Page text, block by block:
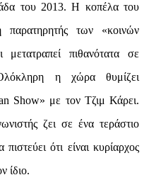
του 2013. Η κοπέλα του
των «κοινών
πιθανότατα σε
Ολόκληρη η χώρα θυμίζει
Show» με τον Τζιμ Κάρει.
ζει σε ένα τεράστιο
ότι είναι κυρίαρχος
ίδιο.